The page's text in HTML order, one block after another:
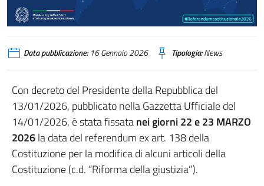
Data pubblicazione:16 Gennaio 2026 Tipologia:News
Con decreto del Presidente della Repubblica del
13/01/2026, pubblicato nella Gazzetta Ufficiale del
14/01/2026, è stata fissatanei giorni 22 e 23 MARZO
2026la data del referendum ex art. 138 della
Costituzione per la modifica di alcuni articoli della
Costituzione (c.d. “Riforma della giustizia”).